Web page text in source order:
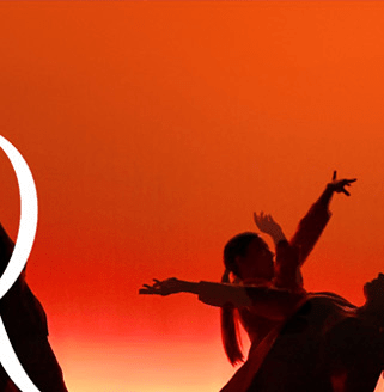
Menu
Ajoutez un logo, un bouton, des réseaux sociaux
Cliquez pour éditer